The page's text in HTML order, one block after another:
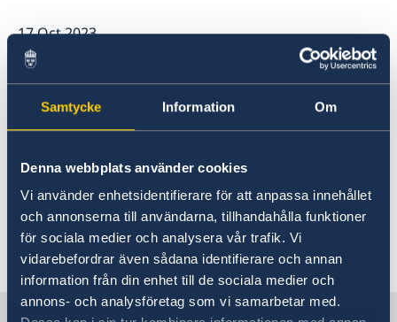
Samtycke Information Om
Denna webbplats använder cookies
Vi använder enhetsidentifierare för att anpassa innehållet
och annonserna till användarna, tillhandahålla funktioner
för sociala medier och analysera vår trafik. Vi
vidarebefordrar även sådana identifierare och annan
information från din enhet till de sociala medier och
annons- och analysföretag som vi samarbetar med.
17 Oct 2023
The embassy will be closed for visitors
on Wednesday 18 October.
Information about possible opening
published on this page during
Wednesday 18 October.